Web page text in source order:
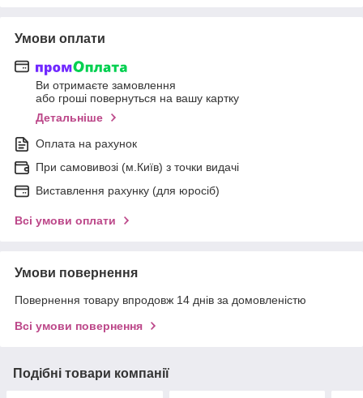
Умови оплати
Ви отримаєте замовлення
або гроші повернуться на вашу картку
Детальніше
Оплата на рахунок
При самовивозі (м.Київ) з точки видачі
Виставлення рахунку (для юросіб)
Всі умови оплати
Умови повернення
Повернення товару впродовж 14 днів за домовленістю
Всі умови повернення
Подібні товари компанії